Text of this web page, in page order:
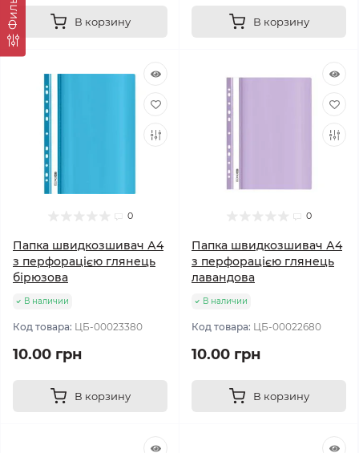
В корзину В корзину
0
Папка швидкозшивач А4
з перфорацією глянець
бірюзова
В наличии
Код товара: ЦБ-00023380
10.00 грн
В корзину
0
Папка швидкозшивач А4
з перфорацією глянець
лавандова
В наличии
Код товара: ЦБ-00022680
10.00 грн
В корзину